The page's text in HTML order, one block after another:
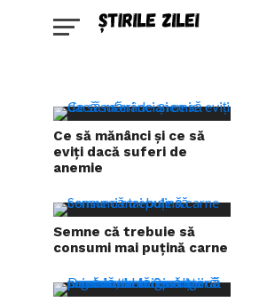
Ce să mănânci și ce să
eviți dacă suferi de
anemie
Semne că trebuie să
consumi mai puțină carne